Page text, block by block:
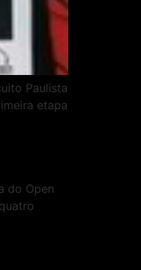
Paulista
etapa
do Open